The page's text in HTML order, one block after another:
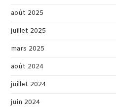
août 2025
juillet 2025
mars 2025
août 2024
juillet 2024
juin 2024